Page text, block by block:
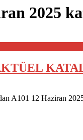
2025
A101 12 Haziran